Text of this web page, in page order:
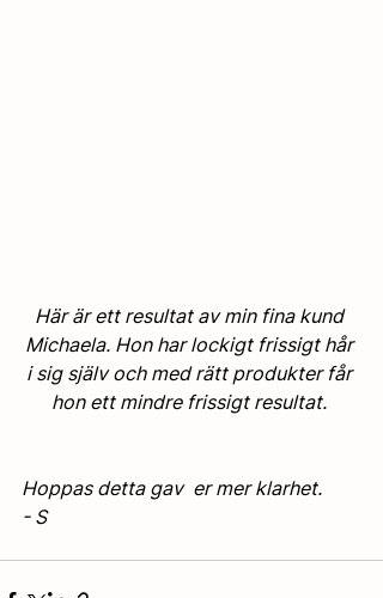
Här är ett resultat av min fina kund
Michaela. Hon har lockigt frissigt hår
i sig själv och med rätt produkter får
hon ett mindre frissigt resultat.
Hoppas detta gav  er mer klarhet.
- S